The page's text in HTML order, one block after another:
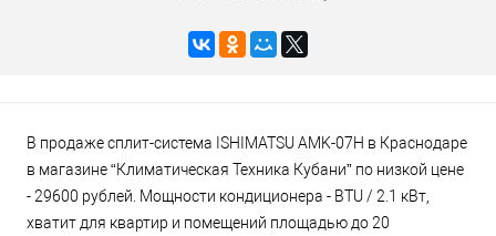
В продаже сплит-система ISHIMATSU AMK-07H в Краснодаре
в магазине “Климатическая Техника Кубани” по низкой цене
- 29600 рублей. Мощности кондиционера - BTU / 2.1 кВт,
хватит для квартир и помещений площадью до 20